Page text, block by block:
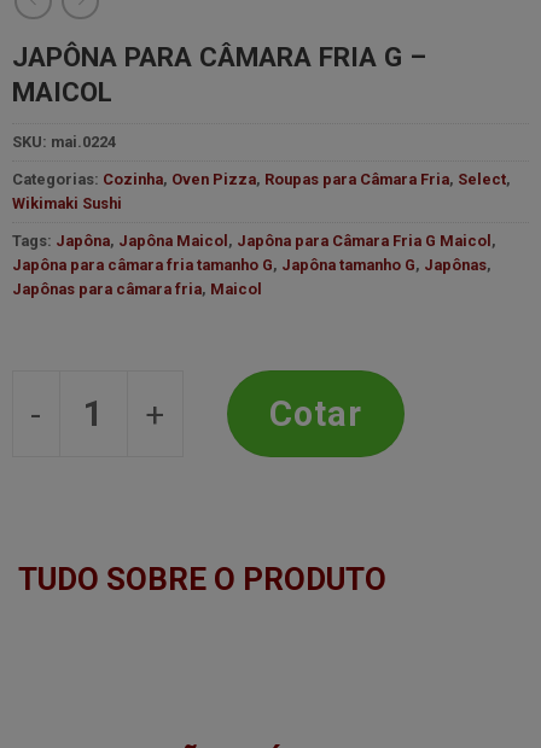
JAPÔNA PARA CÂMARA FRIA G –
MAICOL
SKU: mai.0224
Categorias: Cozinha, Oven Pizza, Roupas para Câmara Fria, Select,
Wikimaki Sushi
Tags: Japôna, Japôna Maicol , Japôna para Câmara Fria G Maicol ,
Japôna para câmara fria tamanho G, Japôna tamanho G, Japônas,
Japônas para câmara fria, Maicol
Japôna para Câmara Fria G - Maicol
Cotar
TUDO SOBRE O PRODUTO